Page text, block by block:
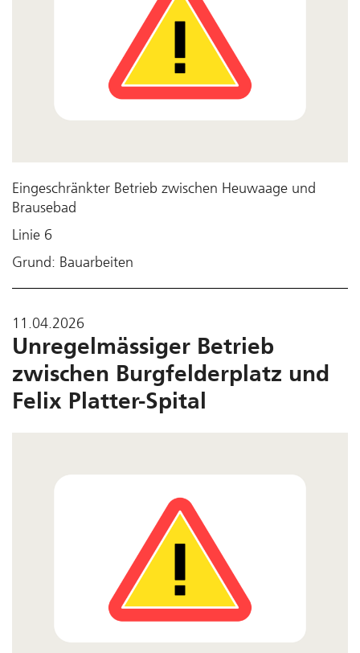
Eingeschränkter Betrieb zwischen Heuwaage und
Brausebad
Linie 6
Grund: Bauarbeiten
11.04.2026
Unregelmässiger Betrieb
zwischen Burgfelderplatz und
Felix Platter-Spital